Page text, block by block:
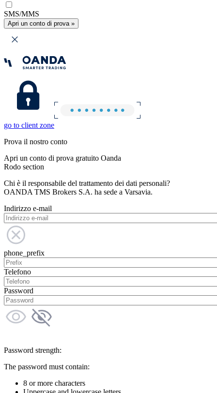
SMS/MMS
Apri un conto di prova »
go to client zone
Prova il nostro conto
Apri un conto di prova gratuito Oanda
Rodo section
Chi è il responsabile del trattamento dei dati personali?
OANDA TMS Brokers S.A. ha sede a Varsavia.
Indirizzo e-mail
phone_prefix
Telefono
Password
Password strength:
The password must contain:
8 or more characters